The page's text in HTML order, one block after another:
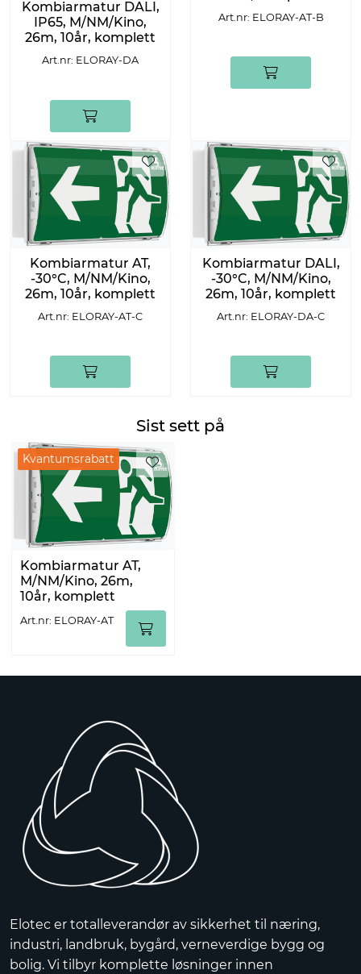
Kombiarmatur DALI,
IP65, M/NM/Kino,
26m, 10år, komplett
Art.nr: ELORAY-DA
Art.nr: ELORAY-AT-B
Kombiarmatur AT,
-30°C, M/NM/Kino,
26m, 10år, komplett
Art.nr: ELORAY-AT-C
Kombiarmatur DALI,
-30°C, M/NM/Kino,
26m, 10år, komplett
Art.nr: ELORAY-DA-C
Sist sett på
Kvantumsrabatt
Kvantumsrabatt
Kombiarmatur AT,
M/NM/Kino, 26m,
10år, komplett
Art.nr: ELORAY-AT
Elotec er totalleverandør av sikkerhet til næring,
industri, landbruk, bygård, verneverdige bygg og
bolig. Vi tilbyr komplette løsninger innen